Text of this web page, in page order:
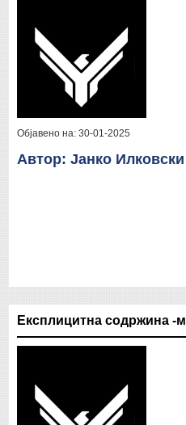
Објавено на: 30-01-2025
Автор: Јанко Илковски
Експлицитна содржина -